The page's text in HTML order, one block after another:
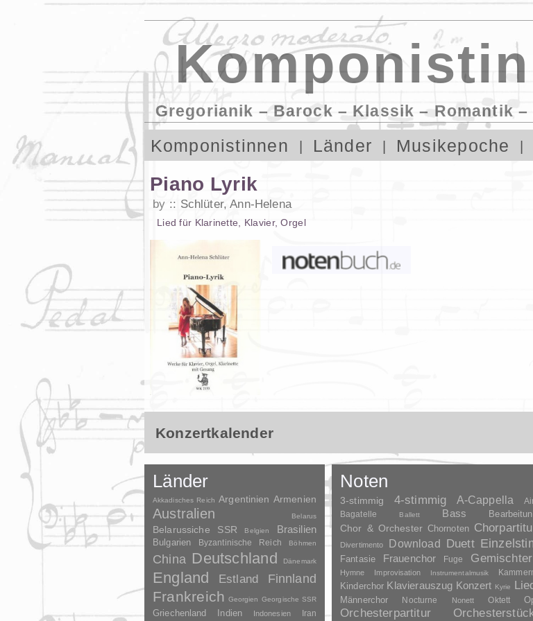
Gregorianik – Barock – Klassik – Romantik –
Komponistinnen Länder Musikepoche
Piano Lyrik
by Schlüter, Ann-Helena
Lied für Klarinette Klavier,Orgel
Konzertkalender
Länder
Akkadisches Reich Argentinien Armenien
Australien Belarus
Belarussiche SSR Belgien Brasilien
Bulgarien Byzantinische Reich Böhmen
China Deutschland Dänemark
England Estland Finnland
Frankreich Georgien Georgische SSR
Griechenland Indien Indonesien Iran
Noten
3-stimmig 4-stimmig A-Cappella
Bagatelle Ballett Bass
Chor & Orchester Chornoten
Divertimento Download Duett
Fantasie Frauenchor Fuge
Hymne Improvisation Instrumentalmusik
Kinderchor Klavierauszug Konzert Kyrie
Männerchor Nocturne Nonett Oktett
Orchesterpartitur